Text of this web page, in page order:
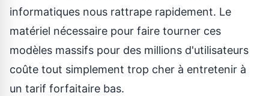
informatiques nous rattrape rapidement. Le
matériel nécessaire pour faire tourner ces
modèles massifs pour des millions d'utilisateurs
coûte tout simplement trop cher à entretenir à
un tarif forfaitaire bas.